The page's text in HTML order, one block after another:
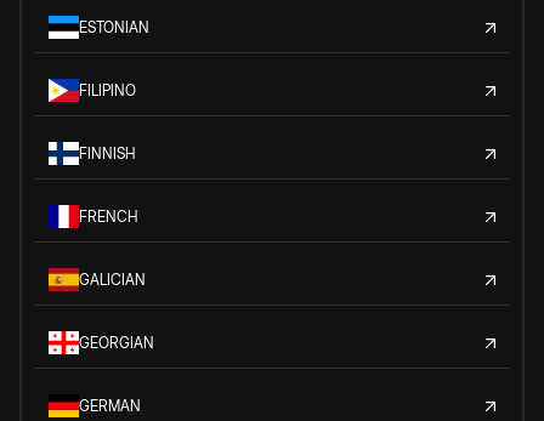
ESTONIAN
FILIPINO
FINNISH
FRENCH
GALICIAN
GEORGIAN
GERMAN